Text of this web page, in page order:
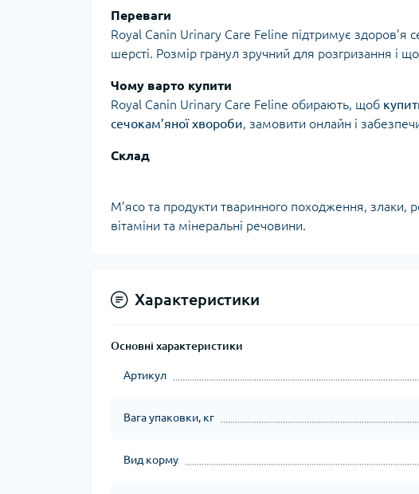
Переваги
Royal Canin Urinary Care Feline підтримує здоров’я
шерсті. Розмір гранул зручний для розгризання і
Чому варто купити
Royal Canin Urinary Care Feline обирають, щоб
сечокам’яної хвороби, замовити онлайн і
Склад
М’ясо та продукти тваринного походження, злаки,
вітаміни та мінеральні речовини.
Характеристики
Основні характеристики
Артикул
Вага упаковки, кг
Вид корму